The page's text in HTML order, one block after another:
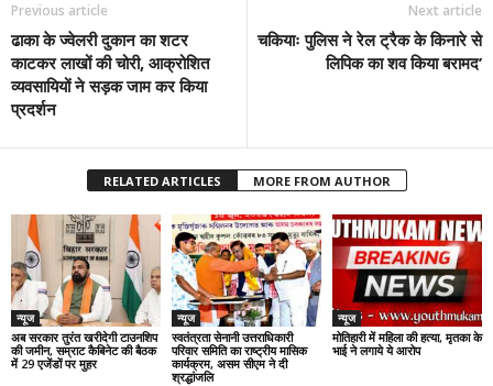
Previous article
ढाका के ज्वेलरी दुकान का शटर
काटकर लाखों की चोरी, आक्रोशित
व्यवसायियों ने सड़क जाम कर किया
प्रदर्शन
Next article
चकियाः पुलिस ने रेल ट्रैक के किनारे से
लिपिक का शव किया बरामद’
RELATED ARTICLES MORE FROM AUTHOR
न्यूज
अब सरकार तुरंत खरीदेगी टाउनशिप
की जमीन, सम्राट कैबिनेट की बैठक
में 29 एजेंडों पर मुहर
न्यूज
स्वतंत्रता सेनानी उत्तराधिकारी
परिवार समिति का राष्ट्रीय मासिक
कार्यक्रम, असम सीएम ने दी
श्रद्धांजलि
न्यूज
मोतिहारी में महिला की हत्या, मृतका के
भाई ने लगाये ये आरोप